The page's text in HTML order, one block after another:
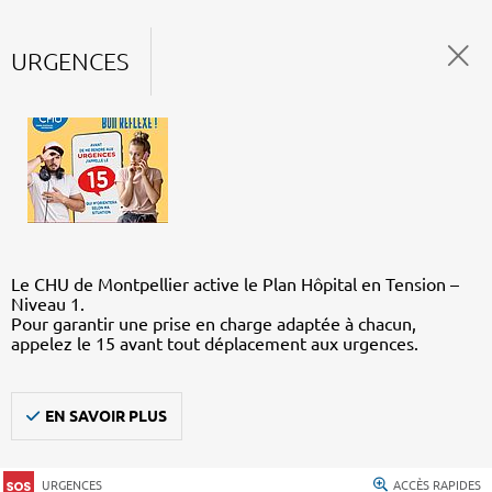
URGENCES
Le CHU de Montpellier active le Plan Hôpital en Tension –
Niveau 1.
Pour garantir une prise en charge adaptée à chacun,
appelez le 15 avant tout déplacement aux urgences.
EN SAVOIR PLUS
URGENCES ACCÈS RAPIDES